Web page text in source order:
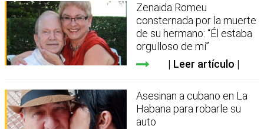
Zenaida Romeu
consternada por la muerte
de su hermano: “Él estaba
orgulloso de mí”
Leer artículo
Asesinan a cubano en La
Habana para robarle su
auto